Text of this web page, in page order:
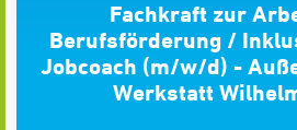
Fachkraft zur
Berufsförderung /
Jobcoach (m/w/d) -
Werkstatt